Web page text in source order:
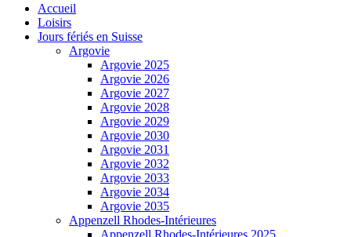
Accueil
Loisirs
Jours fériés en Suisse
Argovie
Argovie 2025
Argovie 2026
Argovie 2027
Argovie 2028
Argovie 2029
Argovie 2030
Argovie 2031
Argovie 2032
Argovie 2033
Argovie 2034
Argovie 2035
Appenzell Rhodes-Intérieures
Appenzell Rhodes-Intérieures 2025